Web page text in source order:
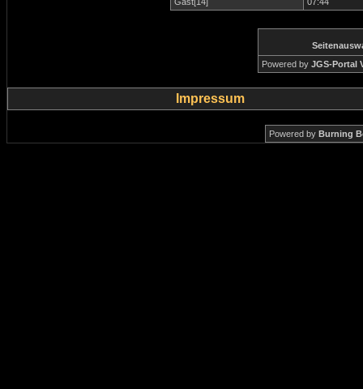
Powered by JGS-Portal
Impressum
Powered by Burning